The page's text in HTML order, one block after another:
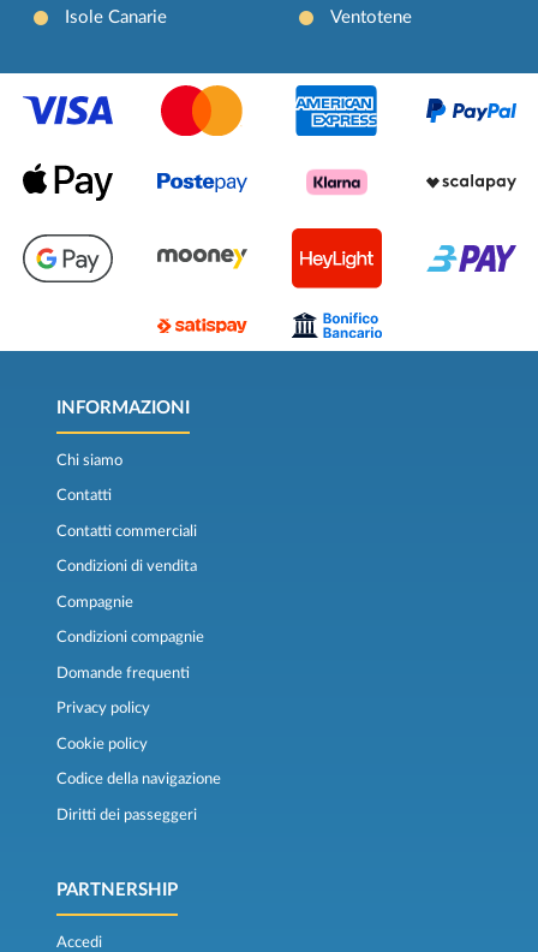
Isole Canarie
Ventotene
INFORMAZIONI
Chi siamo
Contatti
Contatti commerciali
Condizioni di vendita
Compagnie
Condizioni compagnie
Domande frequenti
Privacy policy
Cookie policy
Codice della navigazione
Diritti dei passeggeri
PARTNERSHIP
Accedi